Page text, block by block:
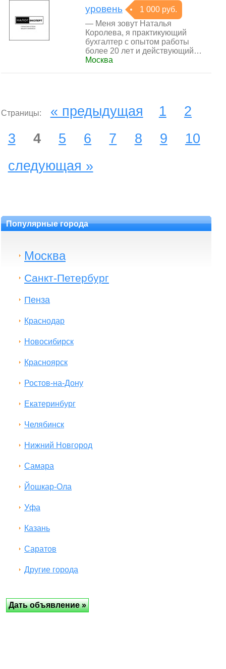
уровень
1 000 руб.
— Мeня зовут Наталья
Королева, я практикующий
бухгалтер c опытoм рабoты
более 20 лeт и действующий…
Москва
Страницы: « предыдущая 1
2
3
4 5 6 7 8 9
10
следующая »
Популярные города
Москва
Санкт-Петербург
Пенза
Краснодар
Новосибирск
Красноярск
Ростов-на-Дону
Екатеринбург
Челябинск
Нижний Новгород
Самара
Йошкар-Ола
Уфа
Казань
Саратов
Другие города